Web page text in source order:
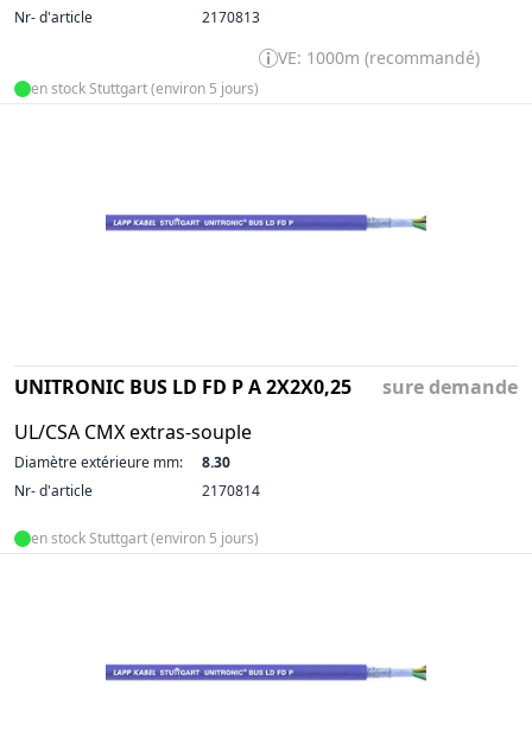
Nr- d'article
2170813
VE: 1000m (recommandé)
en stock Stuttgart (environ 5 jours)
UNITRONIC BUS LD FD P A 2X2X0,25
UL/CSA CMX extras-souple
sure demande
Diamètre extérieure mm:
8.30
Nr- d'article
2170814
en stock Stuttgart (environ 5 jours)